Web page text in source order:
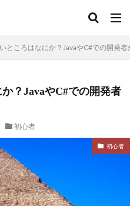
ところはなにか？JavaやC#での開発者
？JavaやC#での開発者
初心者
初心者